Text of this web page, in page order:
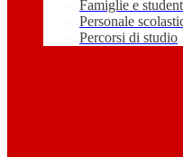
Famiglie e
Personale
Percorsi di studio